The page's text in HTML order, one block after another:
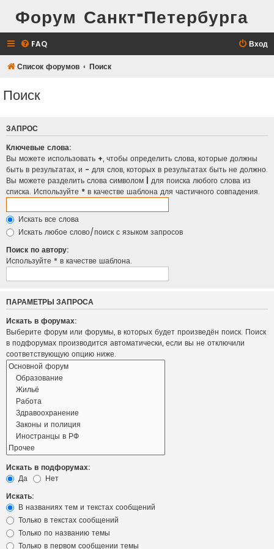
Форум Санкт-Петербурга
FAQ Вход
Список форумов Поиск
Поиск
ЗАПРОС
Ключевые слова:
Вы можете использовать +, чтобы определить слова, которые должны
быть в результатах, и - для слов, которых в результатах быть не должно.
Вы можете разделить слова символом
для поиска любого слова из
списка. Используйте * в качестве шаблона для частичного совпадения.
Искать все слова
Искать любое слово/поиск с языком запросов
Поиск по автору:
Используйте * в качестве шаблона.
ПАРАМЕТРЫ ЗАПРОСА
Искать в форумах:
Выберите форум или форумы, в которых будет произведён поиск. Поиск
в подфорумах производится автоматически, если вы не отключили
соответствующую опцию ниже.
Искать в подфорумах:
Да
Нет
Искать:
В названиях тем и текстах сообщений
Только в текстах сообщений
Только по названию темы
Только в первом сообщении темы